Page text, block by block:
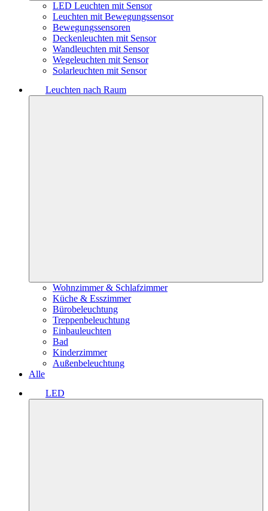
LED Leuchten mit Sensor
Leuchten mit Bewegungssensor
Bewegungssensoren
Deckenleuchten mit Sensor
Wandleuchten mit Sensor
Wegeleuchten mit Sensor
Solarleuchten mit Sensor
Leuchten nach Raum
Wohnzimmer & Schlafzimmer
Küche & Esszimmer
Bürobeleuchtung
Treppenbeleuchtung
Einbauleuchten
Bad
Kinderzimmer
Außenbeleuchtung
Alle
LED